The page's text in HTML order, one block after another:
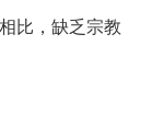
比，缺乏宗教